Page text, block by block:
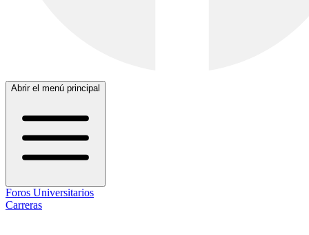
Abrir el menú principal
Foros Universitarios
Carreras